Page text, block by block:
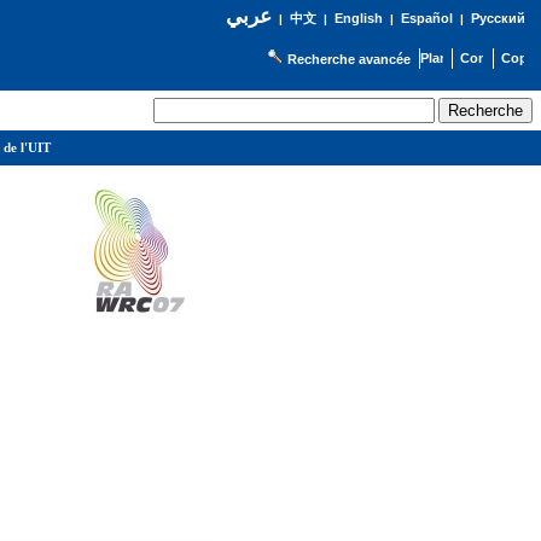
عربي| 中文| English | Español | Русский
Recherche avancée
de l'UIT